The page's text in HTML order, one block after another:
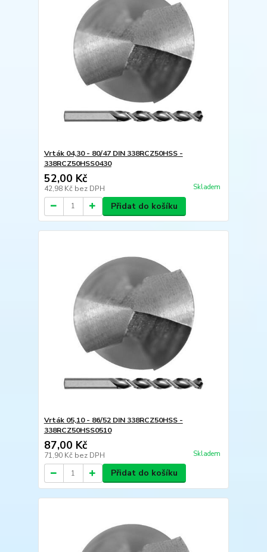
Vrták 04,30 - 80/47 DIN 338RCZ50HSS -
338RCZ50HSS0430
52,00 Kč
42,98 Kč bez DPH Skladem
Přidat do košíku
Vrták 05,10 - 86/52 DIN 338RCZ50HSS -
338RCZ50HSS0510
87,00 Kč
71,90 Kč bez DPH Skladem
Přidat do košíku